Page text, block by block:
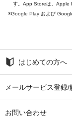
す。App Storeは、Apple
Google Play および
はじめての方へ
メールサービス登録/
お問い合わせ